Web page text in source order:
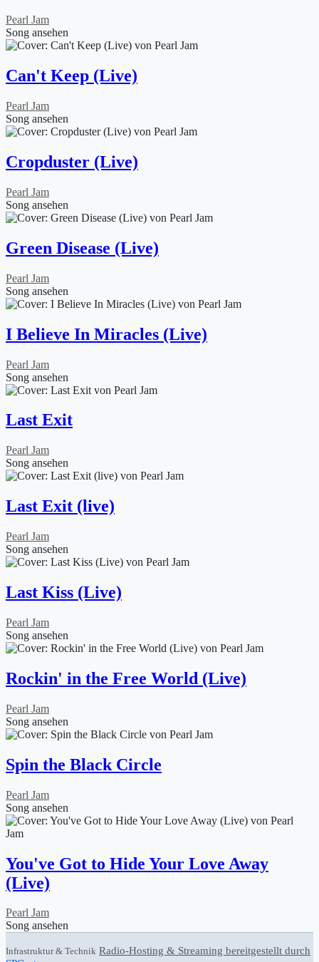
Pearl Jam
Song ansehen
Can't Keep (Live)
Pearl Jam
Song ansehen
Cropduster (Live)
Pearl Jam
Song ansehen
Green Disease (Live)
Pearl Jam
Song ansehen
I Believe In Miracles (Live)
Pearl Jam
Song ansehen
Last Exit
Pearl Jam
Song ansehen
Last Exit (live)
Pearl Jam
Song ansehen
Last Kiss (Live)
Pearl Jam
Song ansehen
Rockin' in the Free World (Live)
Pearl Jam
Song ansehen
Spin the Black Circle
Pearl Jam
Song ansehen
You've Got to Hide Your Love Away
(Live)
Pearl Jam
Song ansehen
Infrastruktur & Technik Radio-Hosting & Streaming bereitgestellt durch